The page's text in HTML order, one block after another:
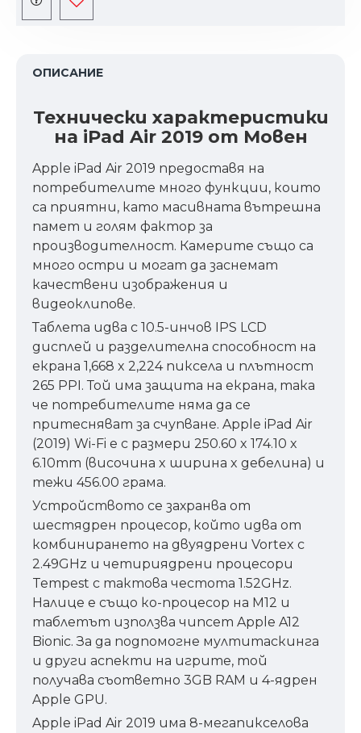
ОПИСАНИЕ
Технически характеристики
на iPad Air 2019 от Мовен
Apple iPad Air 2019 предоставя на
потребителите много функции, които
са приятни, като масивната вътрешна
памет и голям фактор за
производителност. Камерите също са
много остри и могат да заснемат
качествени изображения и
видеоклипове.
Таблета идва с 10.5-инчов IPS LCD
дисплей и разделителна способност на
екрана 1,668 x 2,224 пиксела и плътност
265 PPI. Той има защита на екрана, така
че потребителите няма да се
притесняват за счупване. Apple iPad Air
(2019) Wi-Fi е с размери 250.60 x 174.10 x
6.10mm (височина x ширина x дебелина) и
тежи 456.00 грама.
Устройството се захранва от
шестядрен процесор, който идва от
комбинирането на двуядрени Vortex с
2.49GHz и четириядрени процесори
Tempest с тактова честота 1.52GHz.
Налице е също ко-процесор на M12 и
таблетът използва чипсет Apple A12
Bionic. За да подпомогне мултитаскинга
и други аспекти на игрите, той
получава съответно 3GB RAM и 4-ядрен
Apple GPU.
Apple iPad Air 2019 има 8-мегапикселова